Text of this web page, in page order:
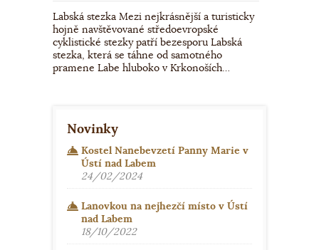
Labská stezka Mezi nejkrásnější a turisticky
hojně navštěvované středoevropské
cyklistické stezky patří bezesporu Labská
stezka, která se táhne od samotného
pramene Labe hluboko v Krkonoších…
Novinky
Kostel Nanebevzetí Panny Marie v
Ústí nad Labem
24/02/2024
Lanovkou na nejhezčí místo v Ústí
nad Labem
18/10/2022